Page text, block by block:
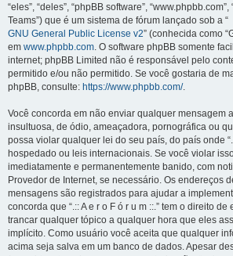
“eles”, “deles”, “phpBB software”,
Teams”) que é um sistema de fórum lançado sob a “
GNU General Public License v2” (conhecida como
em www.phpbb.com. O software phpBB somente
internet; phpBB Limited não é responsável pelo
permitido e/ou não permitido. Se você gostaria de
phpBB, consulte: https://www.phpbb.com/.
Você concorda em não enviar qualquer mensagem
insultuosa, de ódio, ameaçadora, pornográfica ou
possa violar qualquer lei do seu país, do país onde
hospedado ou leis internacionais. Se você violar
imediatamente e permanentemente banido, com
Provedor de Internet, se necessário. Os endereços
mensagens são registrados para ajudar a
concorda que “.:: A e r o F ó r u m ::.” tem o direito de
trancar qualquer tópico a qualquer hora que eles
implícito. Como usuário você aceita que qualquer
acima seja salva em um banco de dados. Apesar